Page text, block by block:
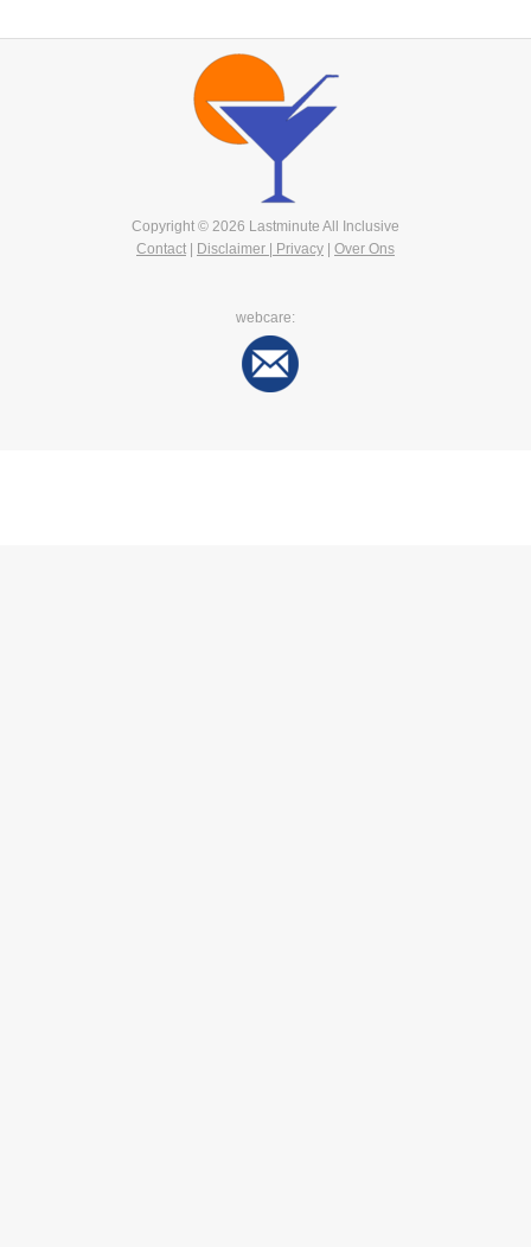
Copyright © 2026 Lastminute All Inclusive
Contact | Disclaimer | Privacy | Over Ons
webcare: